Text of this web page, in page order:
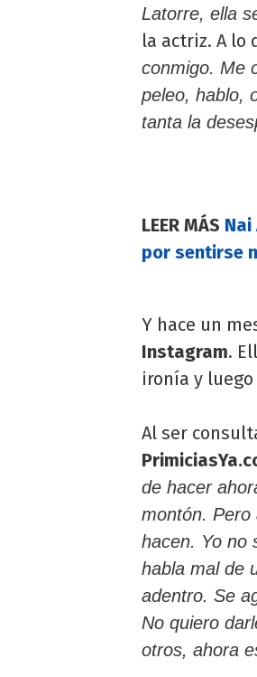
Latorre, ella
la actriz. A lo
conmigo. Me
peleo, hablo,
tanta la
LEER MÁS Nai
por sentirse
Y hace un
Instagram.
ironía y
Al ser
de hacer
montón. Pero
hacen. Yo no
habla mal de
adentro. Se
No quiero
otros, ahora